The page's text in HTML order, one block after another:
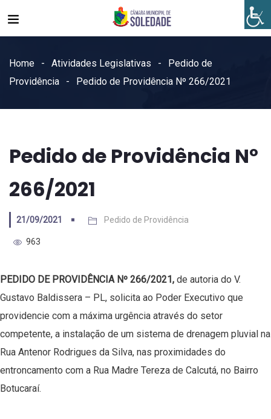
Home Atividades Legislativas
Pedido de
Providência
Pedido de Providência Nº 266/2021
Pedido de Providência Nº
266/2021
21/09/2021 Pedido de Providência
963
PEDIDO DE PROVIDÊNCIA Nº 266/2021, de autoria do V.
Gustavo Baldissera – PL, solicita ao Poder Executivo que
providencie com a máxima urgência através do setor
competente, a instalação de um sistema de drenagem pluvial na
Rua Antenor Rodrigues da Silva, nas proximidades do
entroncamento com a Rua Madre Tereza de Calcutá, no Bairro
Botucaraí.